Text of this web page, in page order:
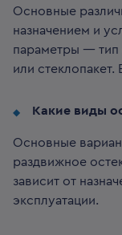
Основные
назначением и
параметры — тип
или
Какие виды
Основные
раздвижное
зависит от
эксплуатации.